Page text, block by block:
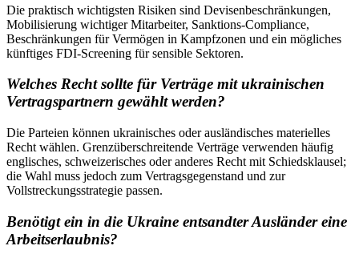
Die praktisch wichtigsten Risiken sind Devisenbeschränkungen,
Mobilisierung wichtiger Mitarbeiter, Sanktions-Compliance,
Beschränkungen für Vermögen in Kampfzonen und ein mögliches
künftiges FDI-Screening für sensible Sektoren.
Welches Recht sollte für Verträge mit ukrainischen
Vertragspartnern gewählt werden?
Die Parteien können ukrainisches oder ausländisches materielles
Recht wählen. Grenzüberschreitende Verträge verwenden häufig
englisches, schweizerisches oder anderes Recht mit Schiedsklausel;
die Wahl muss jedoch zum Vertragsgegenstand und zur
Vollstreckungsstrategie passen.
Benötigt ein in die Ukraine entsandter Ausländer eine
Arbeitserlaubnis?